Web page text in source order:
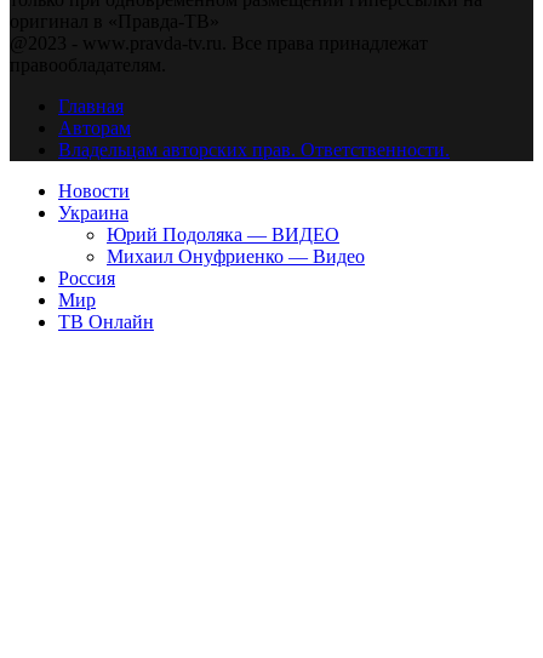
оригинал в «Правда-ТВ»
@2023 - www.pravda-tv.ru. Все права принадлежат
правообладателям.
Главная
Авторам
Владельцам авторских прав. Ответственности.
Новости
Украина
Юрий Подоляка — ВИДЕО
Михаил Онуфриенко — Видео
Россия
Мир
ТВ Онлайн